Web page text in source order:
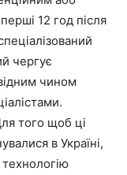
12 год після
чергує
чином
того щоб ці
в Україні,